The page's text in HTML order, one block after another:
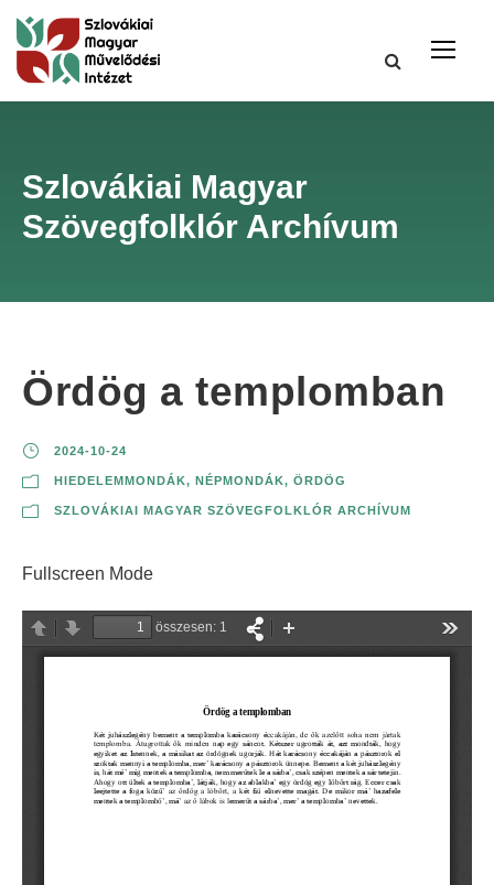
Szlovákiai Magyar
Szövegfolklór Archívum
Ördög a templomban
2024-10-24
HIEDELEMMONDÁK, NÉPMONDÁK, ÖRDÖG
SZLOVÁKIAI MAGYAR SZÖVEGFOLKLÓR ARCHÍVUM
Fullscreen Mode